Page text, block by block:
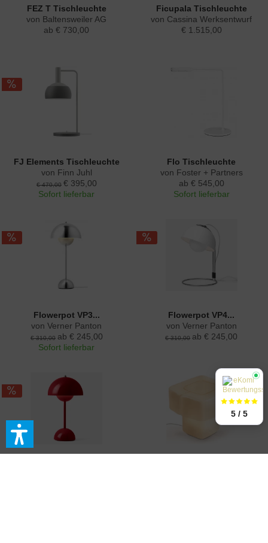
FEZ T Tischleuchte
von Baltensweiler AG
ab € 730,00
Ficupala Tischleuchte
von Cassina Werksentwurf
€ 1.515,00
FJ Elements Tischleuchte
von Finn Juhl
€ 470,00 € 395,00
Sofort lieferbar
Flo Tischleuchte
von Foster + Partners
ab € 545,00
Sofort lieferbar
Flowerpot VP3...
von Verner Panton
€ 310,00 ab € 245,00
Sofort lieferbar
Flowerpot VP4...
von Verner Panton
€ 310,00 ab € 245,00
5 / 5